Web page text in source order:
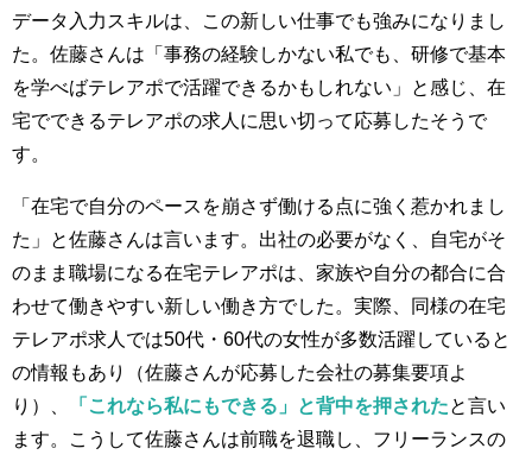
データ入力スキルは、この新しい仕事でも強みになりまし
た。佐藤さんは「事務の経験しかない私でも、研修で基本
を学べばテレアポで活躍できるかもしれない」と感じ、在
宅でできるテレアポの求人に思い切って応募したそうで
す。
「在宅で自分のペースを崩さず働ける点に強く惹かれまし
た」と佐藤さんは言います。出社の必要がなく、自宅がそ
のまま職場になる在宅テレアポは、家族や自分の都合に合
わせて働きやすい新しい働き方でした。実際、同様の在宅
テレアポ求人では50代・60代の女性が多数活躍していると
の情報もあり（佐藤さんが応募した会社の募集要項よ
り）、
「これなら私にもできる」と背中を押されたと言い
ます。こうして佐藤さんは前職を退職し、フリーランスの